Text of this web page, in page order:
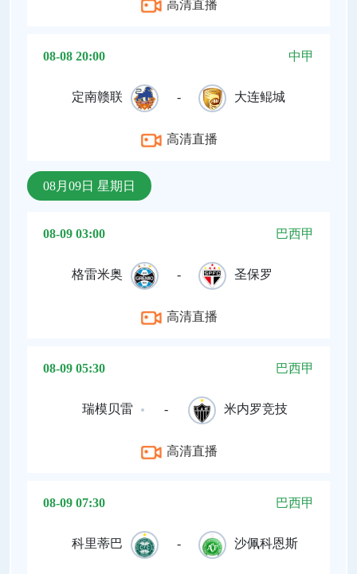
高清直播
08-08 20:00 中甲
定南赣联 - 大连鲲城
高清直播
08月09日 星期日
08-09 03:00 巴西甲
格雷米奥 - 圣保罗
高清直播
08-09 05:30 巴西甲
瑞模贝雷 - 米内罗竞技
高清直播
08-09 07:30 巴西甲
科里蒂巴 - 沙佩科恩斯